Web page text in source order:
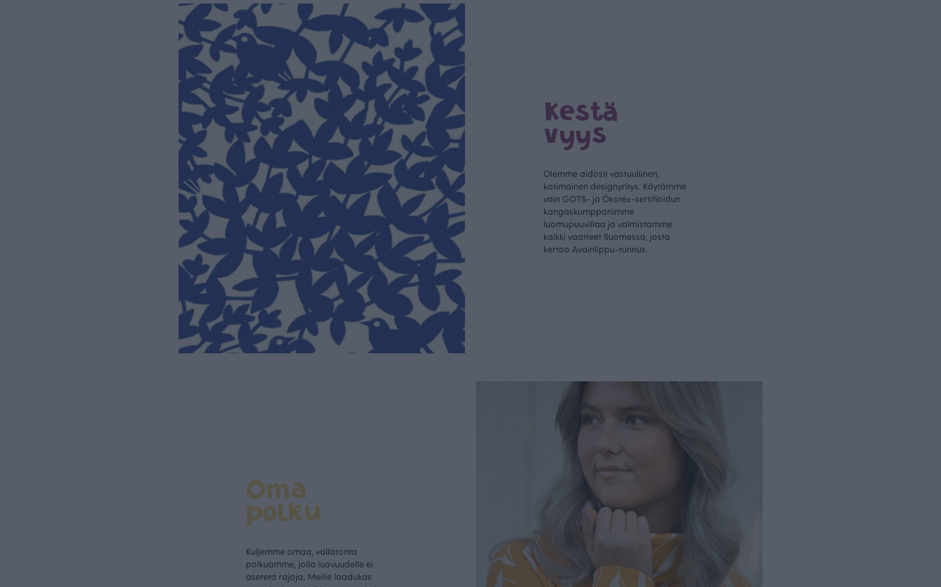
Kestä
vyys
Olemme aidosti vastuullinen,
kotimainen designyritys. Käytämme
vain GOTS- ja Ökotex-sertifioidun
kangaskumppanimme
luomupuuvillaa ja valmistamme
kaikki vaatteet Suomessa, josta
kertoo Avainlippu-tunnus.
Oma
polku
Kuljemme omaa, vallatonta
polkuamme, jolla luovuudelle ei
aseteta rajoja. Meille laadukas